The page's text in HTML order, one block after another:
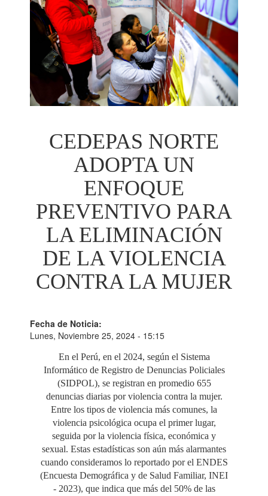
CEDEPAS NORTE
ADOPTA UN
ENFOQUE
PREVENTIVO PARA
LA ELIMINACIÓN
DE LA VIOLENCIA
CONTRA LA MUJER
Fecha de Noticia:
Lunes, Noviembre 25, 2024 - 15:15
En el Perú, en el 2024, según el Sistema
Informático de Registro de Denuncias Policiales
(SIDPOL), se registran en promedio 655
denuncias diarias por violencia contra la mujer.
Entre los tipos de violencia más comunes, la
violencia psicológica ocupa el primer lugar,
seguida por la violencia física, económica y
sexual. Estas estadísticas son aún más alarmantes
cuando consideramos lo reportado por el ENDES
(Encuesta Demográfica y de Salud Familiar, INEI
- 2023), que indica que más del 50% de las